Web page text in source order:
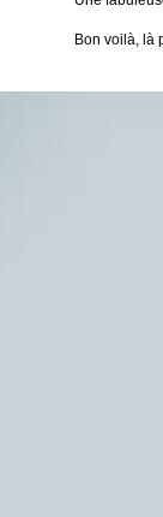
Bon voilà, là